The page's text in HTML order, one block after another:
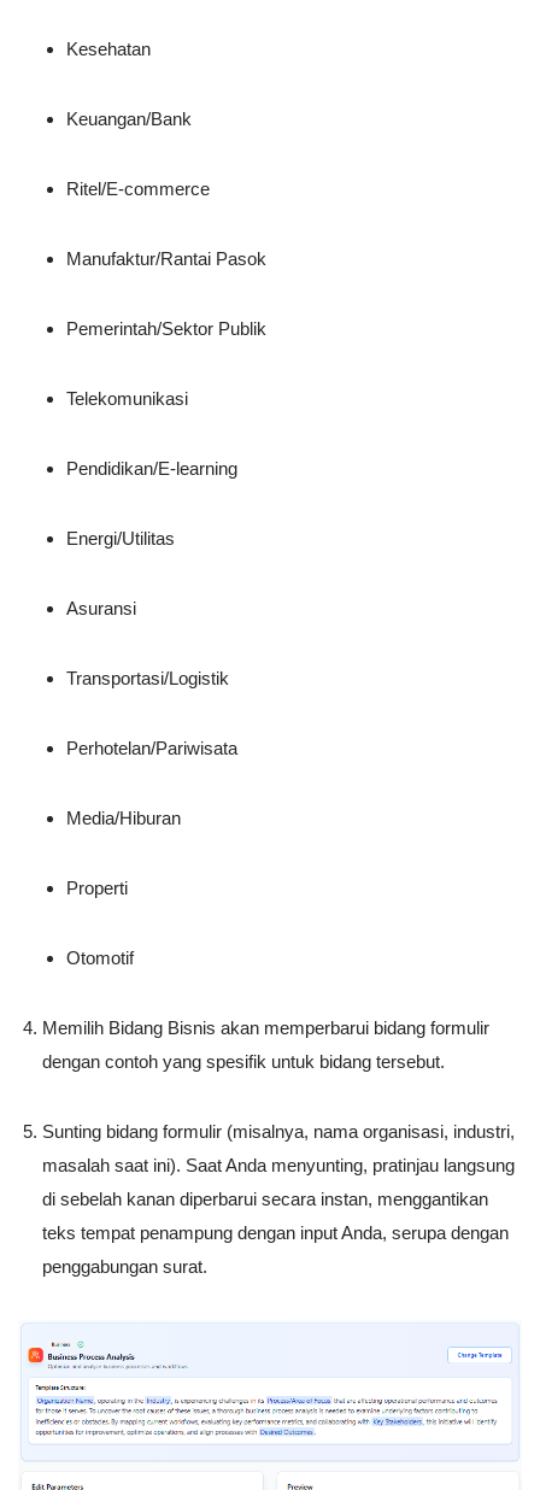
Kesehatan
Keuangan/Bank
Ritel/E-commerce
Manufaktur/Rantai Pasok
Pemerintah/Sektor Publik
Telekomunikasi
Pendidikan/E-learning
Energi/Utilitas
Asuransi
Transportasi/Logistik
Perhotelan/Pariwisata
Media/Hiburan
Properti
Otomotif
Memilih Bidang Bisnis akan memperbarui bidang formulir
dengan contoh yang spesifik untuk bidang tersebut.
Sunting bidang formulir (misalnya, nama organisasi, industri,
masalah saat ini). Saat Anda menyunting, pratinjau langsung
di sebelah kanan diperbarui secara instan, menggantikan
teks tempat penampung dengan input Anda, serupa dengan
penggabungan surat.